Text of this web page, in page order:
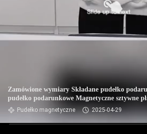
Zamówione wymiary Składane pudełko
pudełko podarunkowe Magnetyczne sztywne
Pudełko magnetyczne 2025-04-29